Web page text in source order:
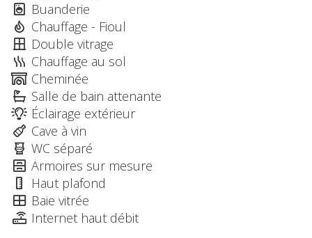
Buanderie
Chauffage - Fioul
Double vitrage
Chauffage au sol
Cheminée
Salle de bain attenante
Éclairage extérieur
Cave à vin
WC séparé
Armoires sur mesure
Haut plafond
Baie vitrée
Internet haut débit